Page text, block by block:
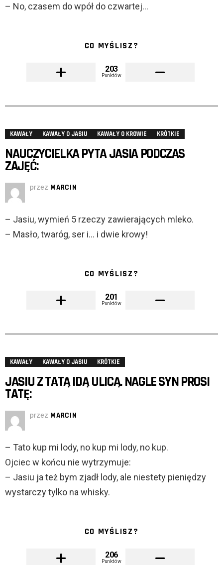
– No, czasem do wpół do czwartej…
CO MYŚLISZ?
203
Punktów
KAWAŁY KAWAŁY O JASIU KAWAŁY O KROWIE KRÓTKIE
NAUCZYCIELKA PYTA JASIA PODCZAS
ZAJĘĆ:
przez MARCIN
– Jasiu, wymień 5 rzeczy zawierających mleko.
– Masło, twaróg, ser i… i dwie krowy!
CO MYŚLISZ?
201
Punktów
KAWAŁY KAWAŁY O JASIU KRÓTKIE
JASIU Z TATĄ IDĄ ULICĄ. NAGLE SYN PROSI
TATĘ:
przez MARCIN
– Tato kup mi lody, no kup mi lody, no kup.
Ojciec w końcu nie wytrzymuje:
– Jasiu ja też bym zjadł lody, ale niestety pieniędzy
wystarczy tylko na whisky.
CO MYŚLISZ?
206
Punktów